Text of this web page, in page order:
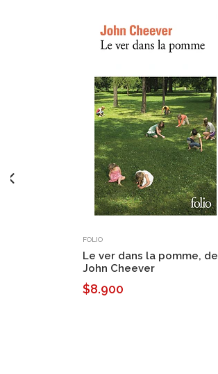
FOLIO
Le ver dans la pomme, de
John Cheever
$8.900